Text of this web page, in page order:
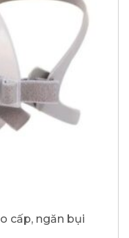
cấp, ngăn bụi